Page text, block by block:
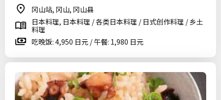
冈山站, 冈山, 冈山县
日本料理, 日本料理 / 各类日本料理 / 日式创作料理 / 乡土
料理
吃晚饭: 4,950 日元 / 午餐: 1,980 日元